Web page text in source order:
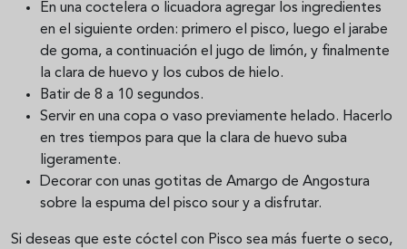
En una coctelera o licuadora agregar los ingredientes
en el siguiente orden: primero el pisco, luego el jarabe
de goma, a continuación el jugo de limón, y finalmente
la clara de huevo y los cubos de hielo.
Batir de 8 a 10 segundos.
Servir en una copa o vaso previamente helado. Hacerlo
en tres tiempos para que la clara de huevo suba
ligeramente.
Decorar con unas gotitas de Amargo de Angostura
sobre la espuma del pisco sour y a disfrutar.
Si deseas que este cóctel con Pisco sea más fuerte o seco,